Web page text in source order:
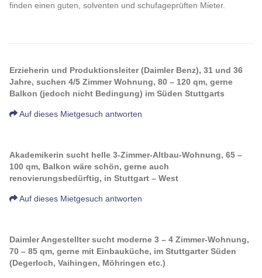
finden einen guten, solventen und schufageprüften Mieter.
Erzieherin und Produktionsleiter (Daimler Benz), 31 und 36
Jahre, suchen 4/5 Zimmer Wohnung, 80 – 120 qm, gerne
Balkon (jedoch nicht Bedingung) im Süden Stuttgarts
Auf dieses Mietgesuch antworten
Akademikerin sucht helle 3-Zimmer-Altbau-Wohnung, 65 –
100 qm, Balkon wäre schön, gerne auch
renovierungsbedürftig, in Stuttgart – West
Auf dieses Mietgesuch antworten
Daimler Angestellter sucht moderne 3 – 4 Zimmer-Wohnung,
70 – 85 qm, gerne mit Einbauküche, im Stuttgarter Süden
(Degerloch, Vaihingen, Möhringen etc.)